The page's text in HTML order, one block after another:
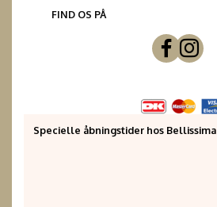
FIND OS PÅ
Specielle åbningstider hos Bellissima